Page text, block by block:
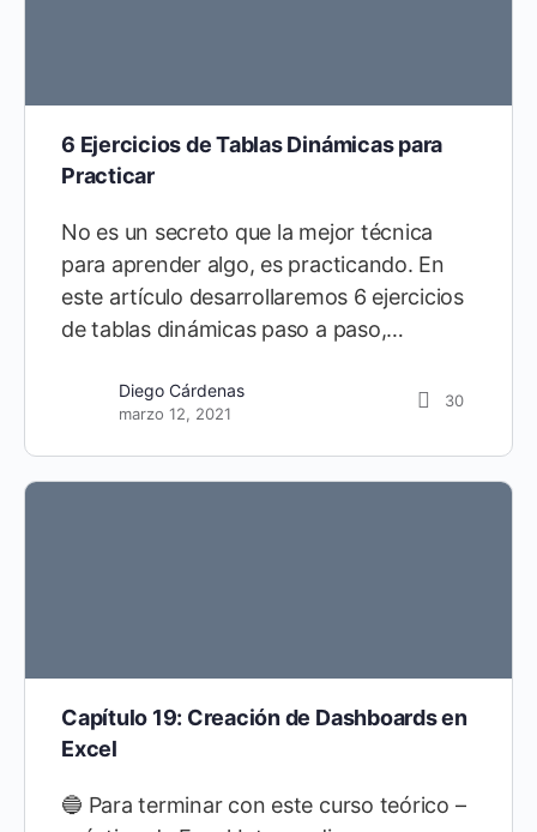
6 Ejercicios de Tablas Dinámicas para
Practicar
No es un secreto que la mejor técnica
para aprender algo, es practicando. En
este artículo desarrollaremos 6 ejercicios
de tablas dinámicas paso a paso,…
Diego Cárdenas
marzo 12, 2021
30
Capítulo 19: Creación de Dashboards en
Excel
🔵 Para terminar con este curso teórico –